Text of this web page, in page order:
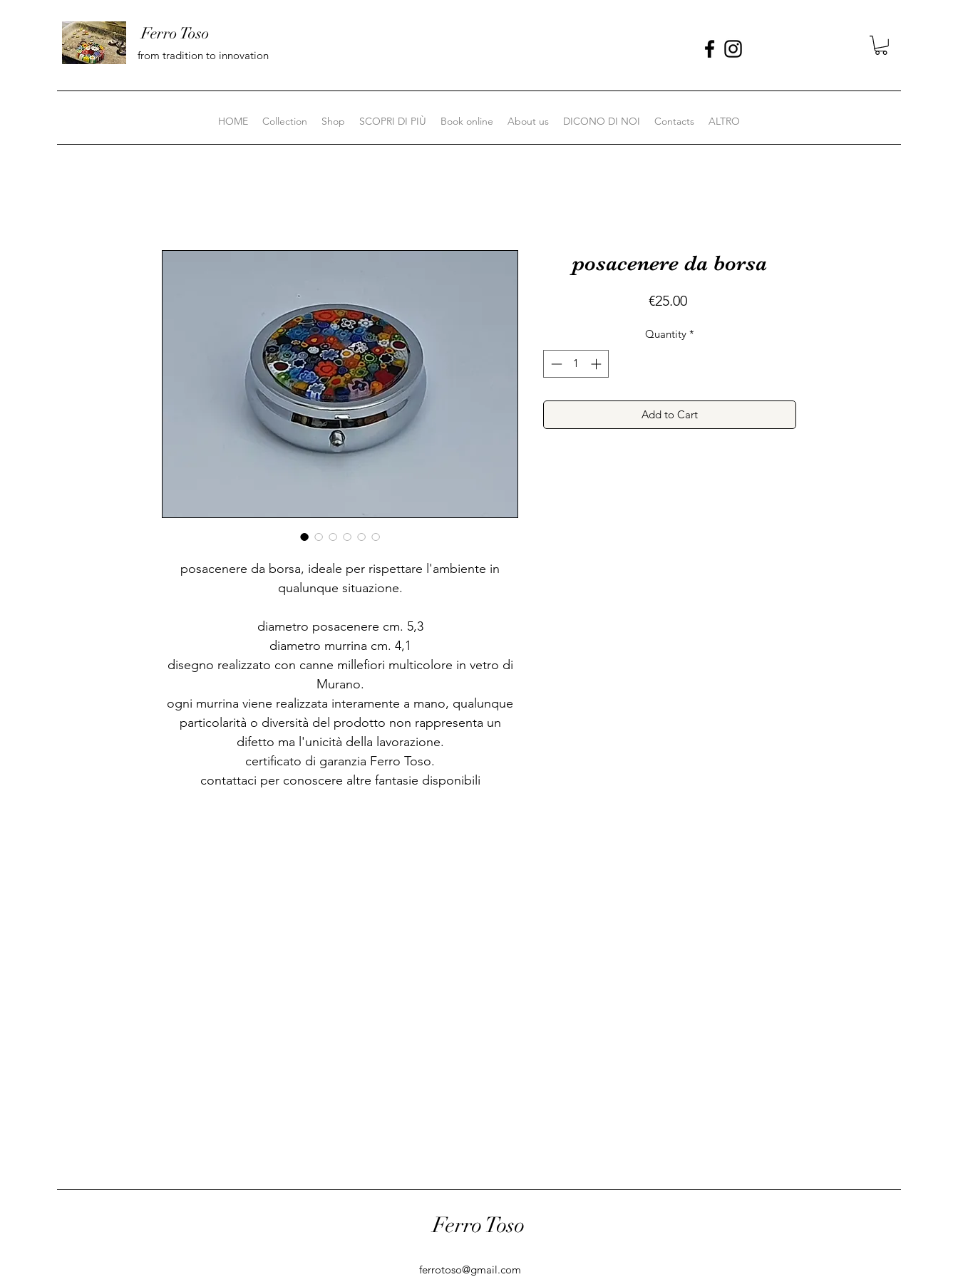
Ferro Toso
from tradition to innovation
HOME Collection Shop SCOPRI DI PIÙ Book online About us DICONO DI NOI Contacts ALTRO
posacenere da borsa, ideale per rispettare l'ambiente in
qualunque situazione.
diametro posacenere cm. 5,3
diametro murrina cm. 4,1
disegno realizzato con canne millefiori multicolore in vetro di
Murano.
ogni murrina viene realizzata interamente a mano, qualunque
particolarità o diversità del prodotto non rappresenta un
difetto ma l'unicità della lavorazione.
certificato di garanzia Ferro Toso.
contattaci per conoscere altre fantasie disponibili
posacenere da borsa
€25.00Price
Quantity *
Add to Cart
Ferro Toso
ferrotoso@gmail.com